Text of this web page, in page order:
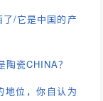
/它是中国的产
瓷CHINA？
地位，你自认为